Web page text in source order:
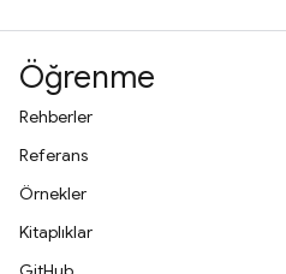
Öğrenme
Rehberler
Referans
Örnekler
Kitaplıklar